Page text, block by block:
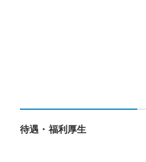
待遇・福利厚生